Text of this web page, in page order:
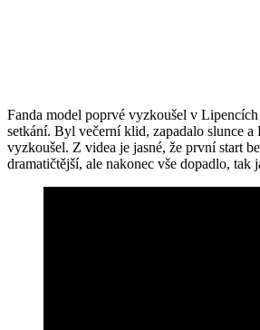
Fanda model poprvé vyzkoušel v Lipencích
setkání. Byl večerní klid, zapadalo slunce a
vyzkoušel. Z videa je jasné, že první start
dramatičtější, ale nakonec vše dopadlo, tak